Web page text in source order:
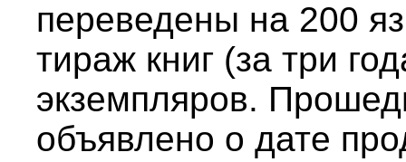
переведены на 200
тираж книг (за три
экземпляров.
объявлено о дате